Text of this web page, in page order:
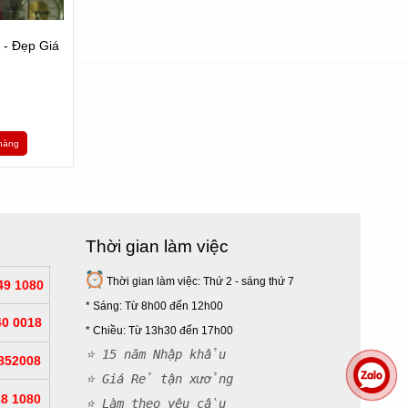
và khả năng chống phai màu. Ví dụ như muốn sản
công nghệ bình thường, cho phép xây dựng ra
sản xuất có nhà cung cấp hậu mãi tốt, giúp đỡ kịp
cờ lưu niệm.
- Đẹp Giá
1080
0018
1080
Thời gian làm việc
Thời gian làm việc: Thứ 2 - sáng thứ 7
* Sáng: Từ 8h00 đến 12h00
* Chiều: Từ 13h30 đến 17h00
⭐ 15 năm Nhập khẩu
⭐ Giá Rẻ tận xưởng
⭐ Làm theo yêu cầu